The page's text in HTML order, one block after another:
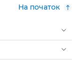
На початок